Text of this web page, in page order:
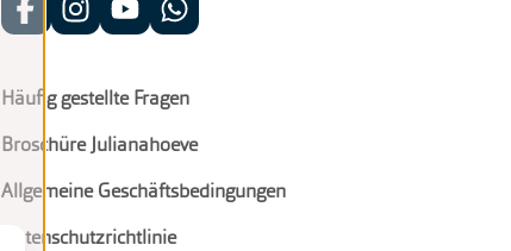
Häufig gestellte Fragen
Broschüre Julianahoeve
Allgemeine Geschäftsbedingungen
Datenschutzrichtlinie